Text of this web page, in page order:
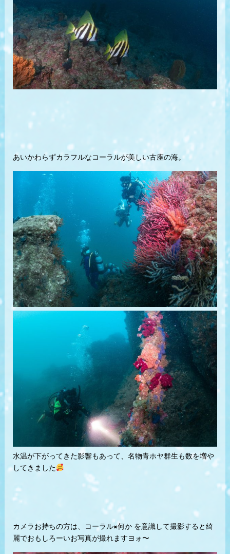
あいかわらずカラフルなコーラルが美しい古座の海。
水温が下がってきた影響もあって、名物青ホヤ群生も数を増や
してきました
カメラお持ちの方は、コーラル×何か を意識して撮影すると綺
麗でおもしろーいお写真が撮れますヨォ〜